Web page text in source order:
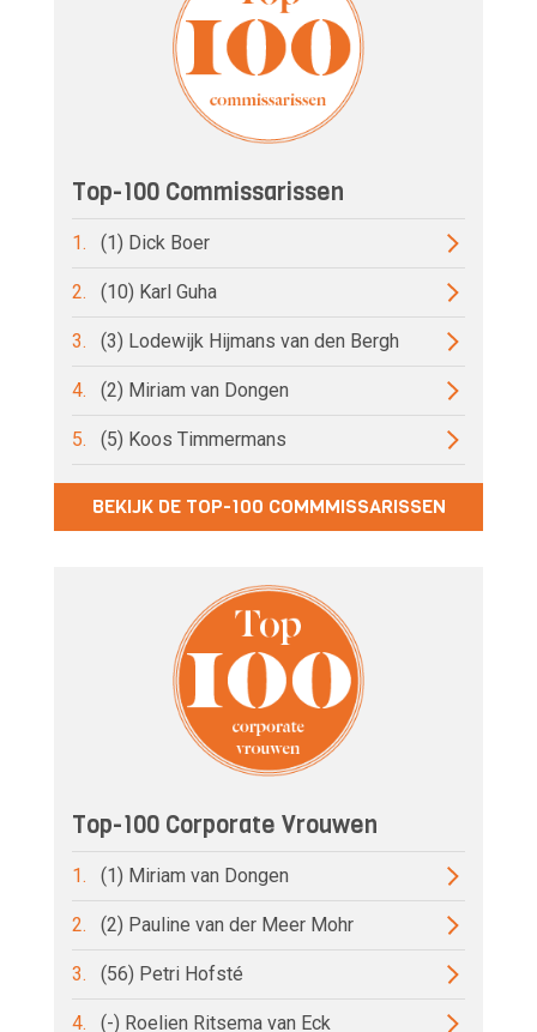
Top-100 Commissarissen
1. (1) Dick Boer
2. (10) Karl Guha
3. (3) Lodewijk Hijmans van den Bergh
4. (2) Miriam van Dongen
5. (5) Koos Timmermans
BEKIJK DE TOP-100 COMMMISSARISSEN
Top-100 Corporate Vrouwen
1. (1) Miriam van Dongen
2. (2) Pauline van der Meer Mohr
3. (56) Petri Hofsté
4. (-) Roelien Ritsema van Eck